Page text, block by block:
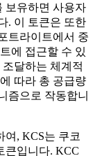
보유하면 사용자
. 이 토큰은 또한
트라이트에서 중
에 접근할 수 있
달하는 체계적
따라 총 공급량
즘으로 작동합니
여, KCS는 쿠코
큰입니다. KCC